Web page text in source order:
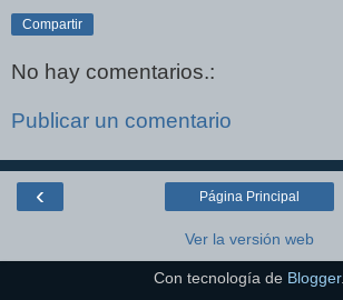
Compartir
No hay comentarios.:
Publicar un comentario
‹ Página Principal
Ver la versión web
Con tecnología de Blogger.